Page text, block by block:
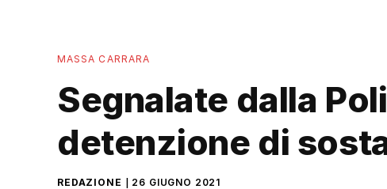
MASSA CARRARA
Segnalate dalla
detenzione di
REDAZIONE 26 GIUGNO 2021